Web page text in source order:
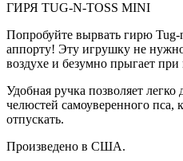
ГИРЯ TUG-N-TOSS MINI
Попробуйте вырвать гирю
аппорту! Эту игрушку не
воздухе и безумно прыгает
Удобная ручка позволяет легко
челюстей самоуверенного пса,
отпускать.
Произведено в США.